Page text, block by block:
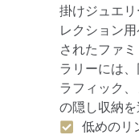
掛けジュエ
レクション
されたファ
ラリーには
ラフィック
の隠し収納
低めのリ